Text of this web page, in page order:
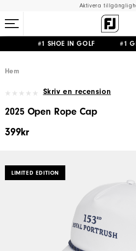
Aktivera
#1 SHOE IN GOLF #1
Hem
Skriv en recension
2025 Open Rope Cap
399kr
LIMITED EDITION